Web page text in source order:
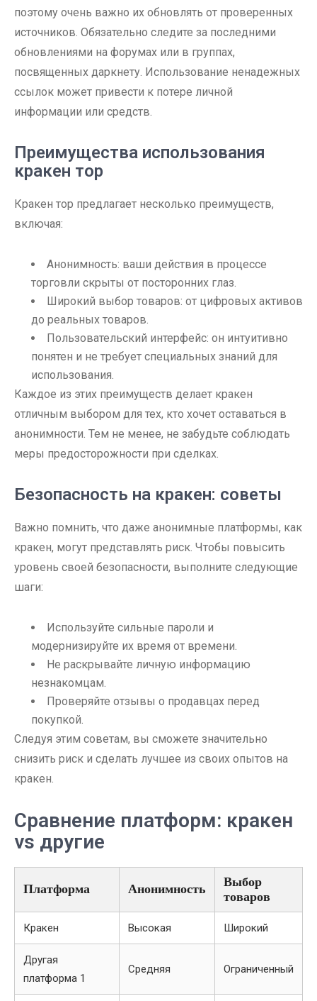
поэтому очень важно их обновлять от проверенных
источников. Обязательно следите за последними
обновлениями на форумах или в группах,
посвященных даркнету. Использование ненадежных
ссылок может привести к потере личной
информации или средств.
Преимущества использования
кракен тор
Кракен тор предлагает несколько преимуществ,
включая:
Анонимность: ваши действия в процессе
торговли скрыты от посторонних глаз.
Широкий выбор товаров: от цифровых активов
до реальных товаров.
Пользовательский интерфейс: он интуитивно
понятен и не требует специальных знаний для
использования.
Каждое из этих преимуществ делает кракен
отличным выбором для тех, кто хочет оставаться в
анонимности. Тем не менее, не забудьте соблюдать
меры предосторожности при сделках.
Безопасность на кракен: советы
Важно помнить, что даже анонимные платформы, как
кракен, могут представлять риск. Чтобы повысить
уровень своей безопасности, выполните следующие
шаги:
Используйте сильные пароли и
модернизируйте их время от времени.
Не раскрывайте личную информацию
незнакомцам.
Проверяйте отзывы о продавцах перед
покупкой.
Следуя этим советам, вы сможете значительно
снизить риск и сделать лучшее из своих опытов на
кракен.
Сравнение платформ: кракен
vs другие
Платформа Анонимность
Выбор
товаров
Кракен Высокая Широкий
Другая
платформа 1
Средняя Ограниченный